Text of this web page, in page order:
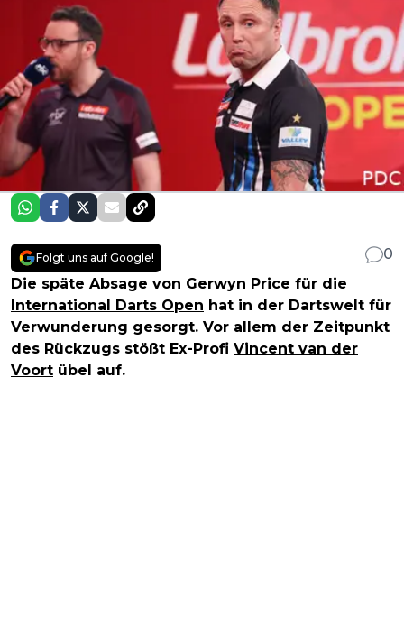
Folgt uns auf Google!
0
Die späte Absage von Gerwyn Price für die
International Darts Open hat in der Dartswelt für
Verwunderung gesorgt. Vor allem der Zeitpunkt
des Rückzugs stößt Ex-Profi Vincent van der
Voort übel auf.